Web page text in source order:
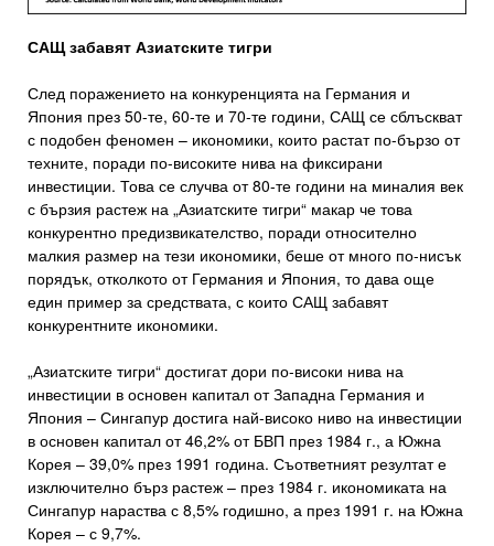
САЩ забавят Азиатските тигри
След поражението на конкуренцията на Германия и
Япония през 50-те, 60-те и 70-те години, САЩ се сблъскват
с подобен феномен – икономики, които растат по-бързо от
техните, поради по-високите нива на фиксирани
инвестиции. Това се случва от 80-те години на миналия век
с бързия растеж на „Азиатските тигри“ макар че това
конкурентно предизвикателство, поради относително
малкия размер на тези икономики, беше от много по-нисък
порядък, отколкото от Германия и Япония, то дава още
един пример за средствата, с които САЩ забавят
конкурентните икономики.
„Азиатските тигри“ достигат дори по-високи нива на
инвестиции в основен капитал от Западна Германия и
Япония – Сингапур достига най-високо ниво на инвестиции
в основен капитал от 46,2% от БВП през 1984 г., а Южна
Корея – 39,0% през 1991 година. Съответният резултат е
изключително бърз растеж – през 1984 г. икономиката на
Сингапур нараства с 8,5% годишно, а през 1991 г. на Южна
Корея – с 9,7%.